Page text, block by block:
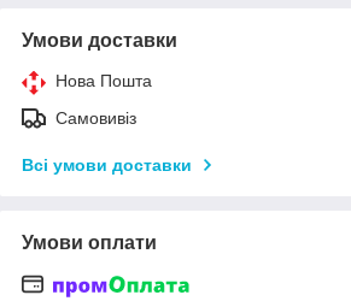
Умови доставки
Нова Пошта
Самовивіз
Всі умови доставки
Умови оплати